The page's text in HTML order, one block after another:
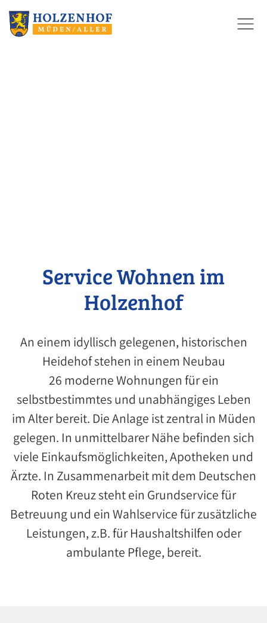
Service Wohnen im
Holzenhof
An einem idyllisch gelegenen, historischen
Heidehof stehen in einem Neubau
26 moderne Wohnungen für ein
selbstbestimmtes und unabhängiges Leben
im Alter bereit. Die Anlage ist zentral in Müden
gelegen. In unmittelbarer Nähe befinden sich
viele Einkaufsmöglichkeiten, Apotheken und
Ärzte. In Zusammenarbeit mit dem Deutschen
Roten Kreuz steht ein Grundservice für
Betreuung und ein Wahlservice für zusätzliche
Leistungen, z.B. für Haushaltshilfen oder
ambulante Pflege, bereit.